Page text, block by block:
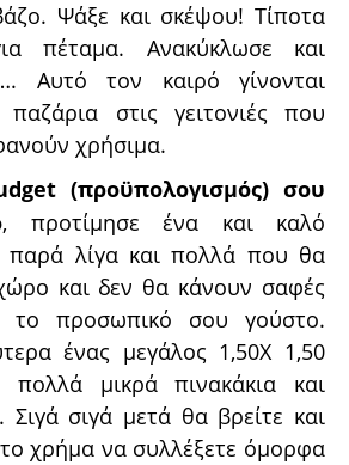
Ψάξε και σκέψου! Τίποτα
πέταμα. Ανακύκλωσε και
Αυτό τον καιρό γίνονται
στις γειτονιές που
χρήσιμα.
(προϋπολογισμός) σου
, προτίμησε ένα και καλό
παρά λίγα και πολλά που θα
και δεν θα κάνουν σαφές
το προσωπικό σου γούστο.
ένας μεγάλος 1,50Χ 1,50
πολλά μικρά πινακάκια και
Σιγά σιγά μετά θα βρείτε και
χρήμα να συλλέξετε όμορφα